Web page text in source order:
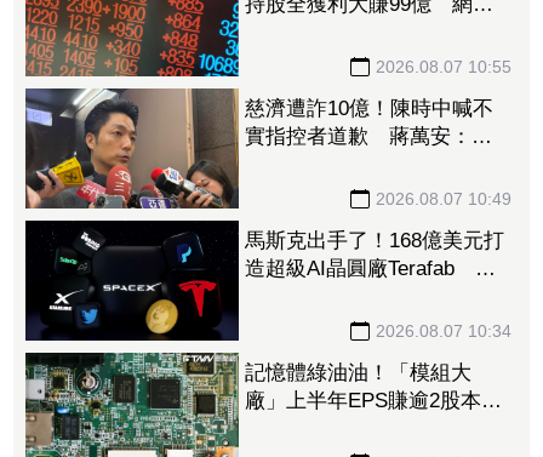
2026.08.07 10:55
慈濟遭詐10億！陳時中喊不
實指控者道歉 蔣萬安：政
2026.08.07 10:49
馬斯克出手了！168億美元打
造超級AI晶圓廠Terafab 自
2026.08.07 10:34
記憶體綠油油！「模組大
廠」上半年EPS賺逾2股本重